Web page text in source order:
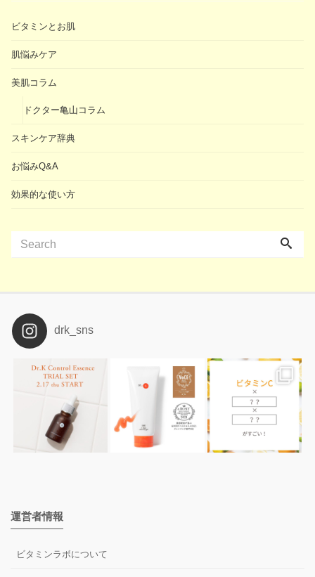
ビタミンとお肌
肌悩みケア
美肌コラム
ドクター亀山コラム
スキンケア辞典
お悩みQ&A
効果的な使い方
drk_sns
運営者情報
ビタミンラボについて